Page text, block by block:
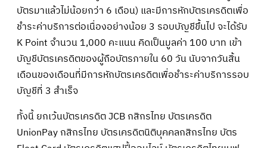
บัตรมาแล้วไม่น้อยกว่า 6 เดือน) และมีการหักบัตรเครดิตเพื่อ
ชำระค่าบริการต่อเนื่องอย่างน้อย 3 รอบบัญชีขึ้นไป จะได้รับ
K Point จำนวน 1,000 คะแนน คิดเป็นมูลค่า 100 บาท เข้า
บัญชีบัตรเครดิตของผู้ถือบัตรภายใน 60 วัน นับจากวันสิ้น
เดือนของเดือนที่มีการหักบัตรเครดิตเพื่อชำระค่าบริการรอบ
บัญชีที่ 3 สำเร็จ
ทั้งนี้ ยกเว้นบัตรเครดิต JCB กสิกรไทย บัตรเครดิต
UnionPay กสิกรไทย บัตรเครดิตนิติบุคคลกสิกรไทย บัตร